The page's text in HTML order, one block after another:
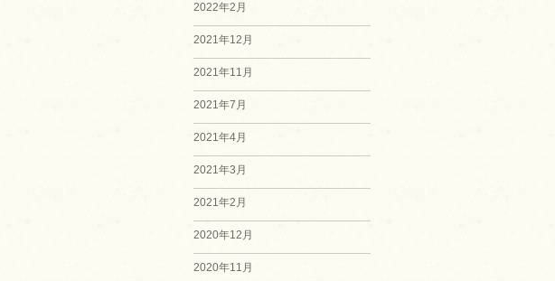
2022年2月
2021年12月
2021年11月
2021年7月
2021年4月
2021年3月
2021年2月
2020年12月
2020年11月